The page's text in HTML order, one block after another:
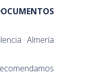
Almería